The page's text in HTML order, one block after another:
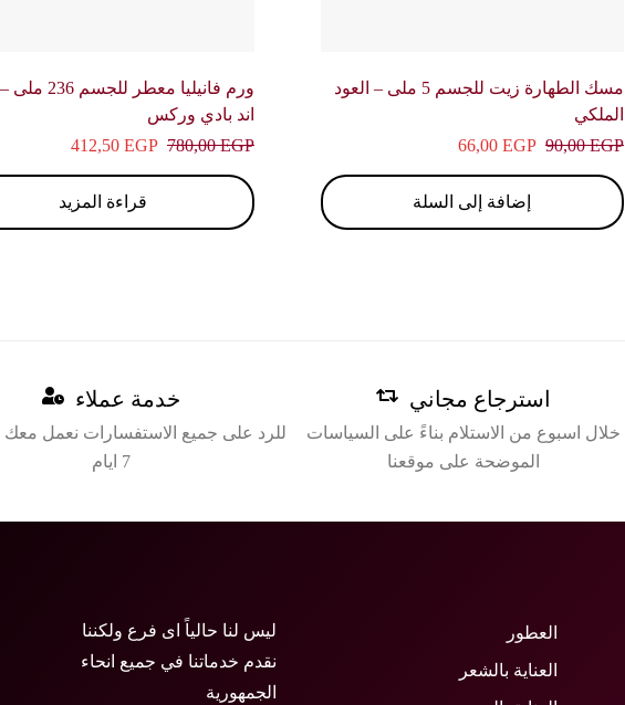
مسك الطهارة زيت للجسم 5 ملى – العود
الملكي
90,00EGP
66,00 EGP
إضافة إلى السلة
ورم فانيليا معطر
اند بادي وركس
780,00EGP
412,50 EGP
قراءة المزيد
استرجاع مجاني
خلال اسبوع من الاستلام بناءً على السياسات
الموضحة على موقعنا
خدمة عملاء
7 ايام
العطور
العناية بالشعر
ليس لنا حالياً اى فرع ولكننا
نقدم خدماتنا في جميع انحاء
الجمهورية